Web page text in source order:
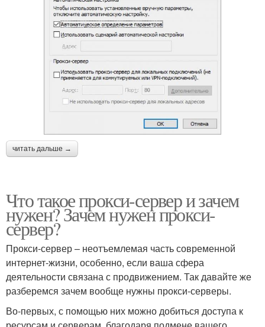
читать дальше →
Что такое прокси-сервер и зачем
нужен? Зачем нужен прокси-
сервер?
Прокси-сервер – неотъемлемая часть современной
интернет-жизни, особенно, если ваша сфера
деятельности связана с продвижением. Так давайте же
разберемся зачем вообще нужны прокси-серверы.
Во-первых, с помощью них можно добиться доступа к